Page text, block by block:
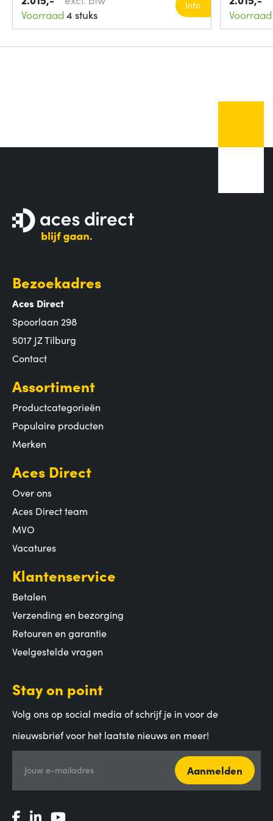
Voorraad 4 stuks
Info
Voorraad
Bezoekadres
Aces Direct
Spoorlaan 298
5017 JZ Tilburg
Contact
Assortiment
Productcategorieën
Populaire producten
Merken
Aces Direct
Over ons
Aces Direct team
MVO
Vacatures
Klantenservice
Betalen
Verzending en bezorging
Retouren en garantie
Veelgestelde vragen
Stay on point
Volg ons op social media of schrijf je in voor de
nieuwsbrief voor het laatste nieuws en meer!
Jouw e-mailadres Aanmelden